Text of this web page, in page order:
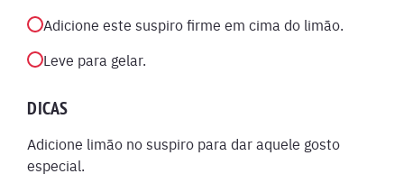
Adicione este suspiro firme em cima do limão.
Leve para gelar.
DICAS
Adicione limão no suspiro para dar aquele gosto
especial.